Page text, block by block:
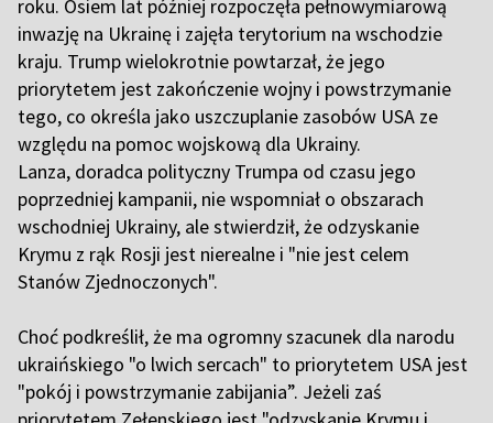
roku. Osiem lat później rozpoczęła pełnowymiarową
inwazję na Ukrainę i zajęła terytorium na wschodzie
kraju. Trump wielokrotnie powtarzał, że jego
priorytetem jest zakończenie wojny i powstrzymanie
tego, co określa jako uszczuplanie zasobów USA ze
względu na pomoc wojskową dla Ukrainy.
Lanza, doradca polityczny Trumpa od czasu jego
poprzedniej kampanii, nie wspomniał o obszarach
wschodniej Ukrainy, ale stwierdził, że odzyskanie
Krymu z rąk Rosji jest nierealne i "nie jest celem
Stanów Zjednoczonych".
Choć podkreślił, że ma ogromny szacunek dla narodu
ukraińskiego "o lwich sercach" to priorytetem USA jest
"pokój i powstrzymanie zabijania”. Jeżeli zaś